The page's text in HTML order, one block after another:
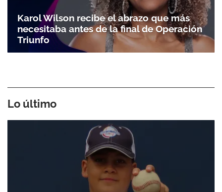
Karol Wilson recibe el abrazo que más
necesitaba antes de la final de Operación
Triunfo
Lo último